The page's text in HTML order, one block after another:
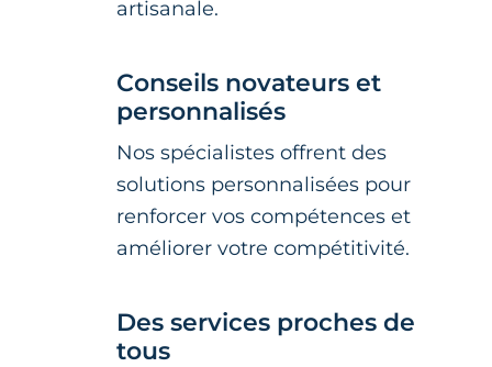
artisanale.
Conseils novateurs et
personnalisés
Nos spécialistes offrent des
solutions personnalisées pour
renforcer vos compétences et
améliorer votre compétitivité.
Des services proches de
tous